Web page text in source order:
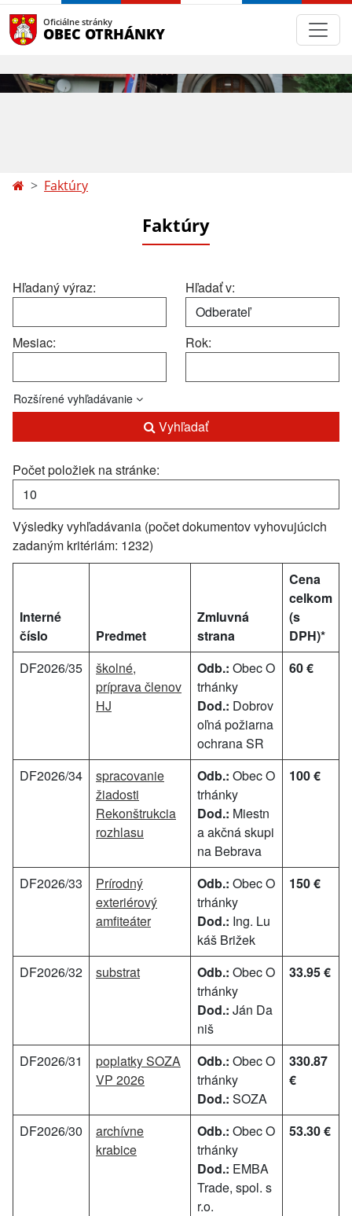
Oficiálne stránky
OBEC OTRHÁNKY
Faktúry
Faktúry
Hľadaný výraz: Hľadať v:
Mesiac: Rok:
Rozšírené vyhľadávanie
Vyhľadať
Počet položiek na stránke:
Výsledky vyhľadávania (počet dokumentov vyhovujúcich
zadaným kritériám: 1232)
Interné
číslo
Predmet
Zmluvná
strana
Cena
celkom
(s
DPH)*
DF2026/35
školné,
príprava členov
HJ
Odb.: Obec O
trhánky
Dod.: Dobrov
oľná požiarna
ochrana SR
60 €
DF2026/34
spracovanie
žiadosti
Rekonštrukcia
rozhlasu
Odb.: Obec O
trhánky
Dod.: Miestn
a akčná skupi
na Bebrava
100 €
DF2026/33
Prírodný
exteriérový
amfiteáter
Odb.: Obec O
trhánky
Dod.: Ing. Lu
káš Brižek
150 €
DF2026/32 substrat Odb.: Obec O
trhánky
Dod.: Ján Da
niš
33.95 €
DF2026/31
poplatky SOZA
VP 2026
Odb.: Obec O
trhánky
Dod.: SOZA
330.87
€
DF2026/30
archívne
krabice
Odb.: Obec O
trhánky
Dod.: EMBA
Trade, spol. s
r.o.
53.30 €